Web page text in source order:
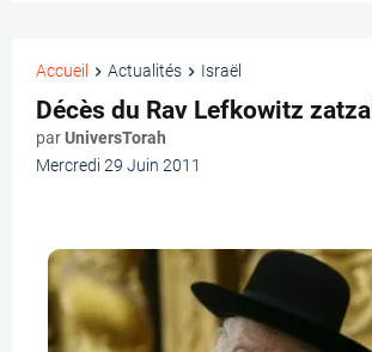
Accueil Actualités Israël
Décès du Rav Lefkowitz zatzal
parUniversTorah
Mercredi 29 Juin 2011